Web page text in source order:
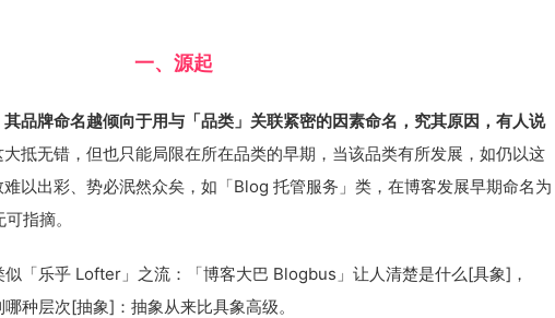
一、源起
品牌命名越倾向于用与「品类」关联紧密的因素命名，究其原因，有人说
抵无错，但也只能局限在所在品类的早期，当该品类有所发展，如仍以这
以出彩、势必泯然众矣，如「Blog 托管服务」类，在博客发展早期命名为
指摘。
「乐乎 Lofter」之流：「博客大巴 Blogbus」让人清楚是什么[具象]，
种层次[抽象]：抽象从来比具象高级。